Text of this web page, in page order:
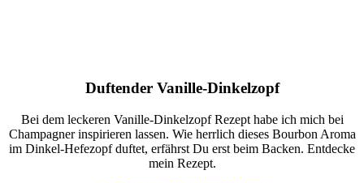
Duftender Vanille-Dinkelzopf
Bei dem leckeren Vanille-Dinkelzopf Rezept habe ich mich bei
Champagner inspirieren lassen. Wie herrlich dieses Bourbon Aroma
im Dinkel-Hefezopf duftet, erfährst Du erst beim Backen. Entdecke
mein Rezept.